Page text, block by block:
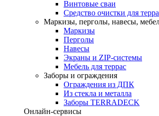
Винтовые сваи
Средство очистки для
Маркизы, перголы, навесы,
Маркизы
Перголы
Навесы
Экраны и ZIP-системы
Мебель для террас
Заборы и ограждения
Ограждения из ДПК
Из стекла и металла
Заборы TERRADECK
Онлайн-сервисы